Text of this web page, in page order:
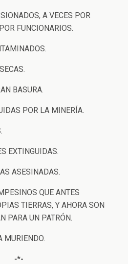
A VECES POR
FUNCIONARIOS.
BASURA.
POR LA MINERÍA.
EXTINGUIDAS.
ASESINADAS.
QUE ANTES
TIERRAS, Y AHORA SON
PARA UN PATRÓN.
MURIENDO.
-*-